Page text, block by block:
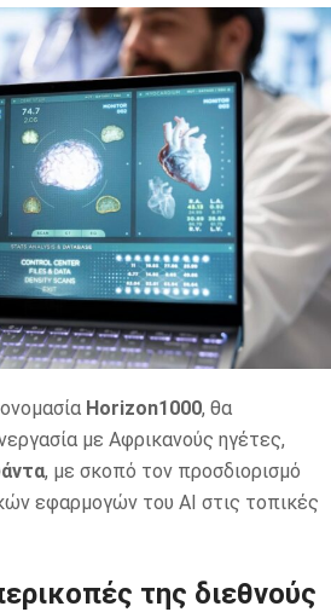
Horizon1000, θα
με Αφρικανούς ηγέτες,
, με σκοπό τον προσδιορισμό
εφαρμογών του AI στις τοπικές
της διεθνούς